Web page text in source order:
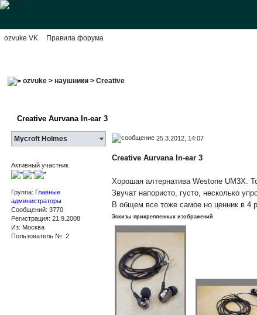
ozvuke VK Правила форума
ozvuke >наушники >Creative
Creative Aurvana In-ear 3
Mycroft Holmes 25.3.2012, 14:07
Активный участник
Группа:Главные
администраторы
Сообщений: 3770
Регистрация: 21.9.2008
Из: Москва
Пользователь №: 2
Creative Aurvana In-ear 3
Хорошая алтернатива Westone UM3X.
Звучат напористо, густо, несколько
В общем все тоже самое но ценник в 4
Эскизы прикрепленных изображений